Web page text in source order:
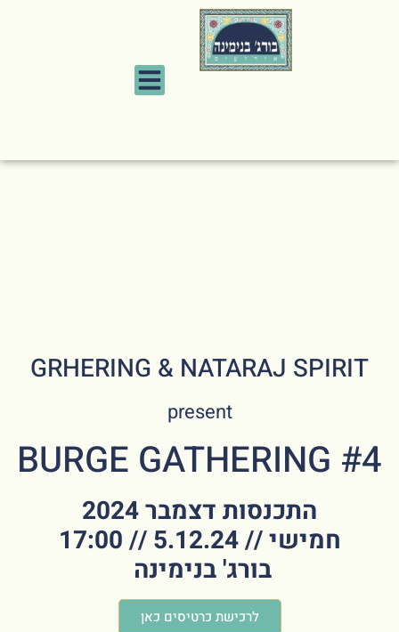
GRHERING & NATARAJ SPIRIT
present
BURGE GATHERING #4
התכנסות דצמבר 2024
חמישי // 5.12.24 // 17:00
בורג' בנימינה
לרכישת כרטיסים כאן